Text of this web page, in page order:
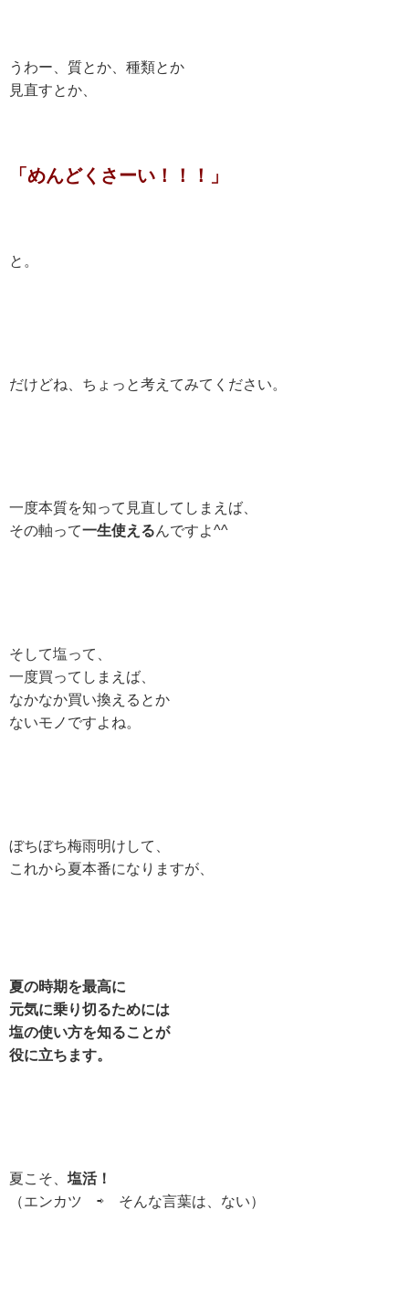
うわー、質とか、種類とか
見直すとか、
「めんどくさーい！！！」
と。
だけどね、ちょっと考えてみてください。
一度本質を知って見直してしまえば、
その軸って一生使えるんですよ^^
そして塩って、
一度買ってしまえば、
なかなか買い換えるとか
ないモノですよね。
ぼちぼち梅雨明けして、
これから夏本番になりますが、
夏の時期を最高に
元気に乗り切るためには
塩の使い方を知ることが
役に立ちます。
夏こそ、 塩活！
（エンカツ ⇨ そんな言葉は、ない）